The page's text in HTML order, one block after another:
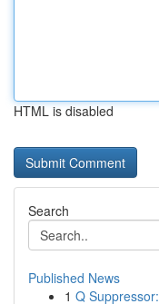
HTML is disabled
Search
Published News
1 Q